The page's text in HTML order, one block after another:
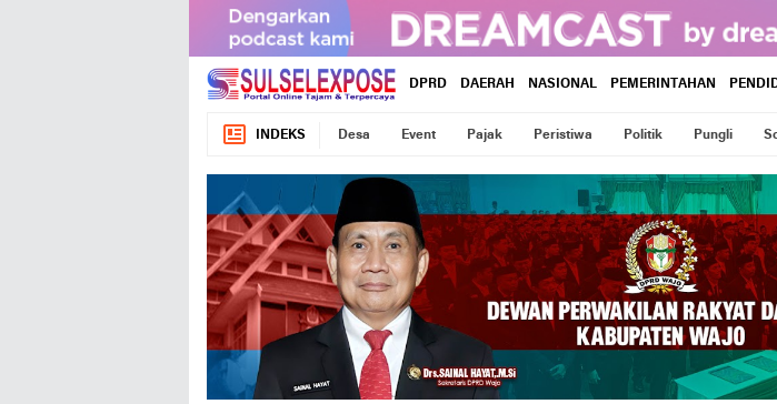
DPRD DAERAH NASIONAL PEMERINTAHAN
INDEKS Desa Event Pajak Peristiwa Politik Pungli